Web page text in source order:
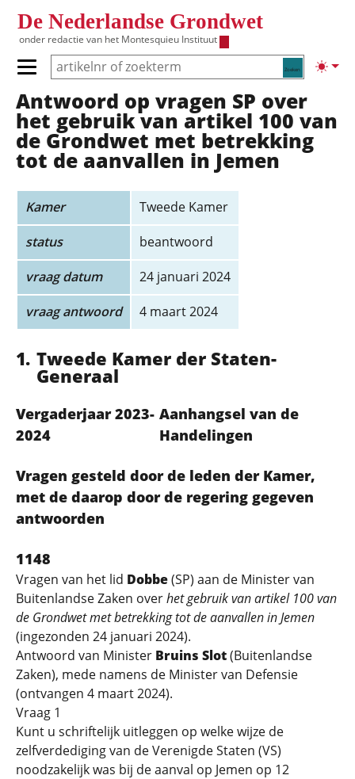
De Nederlandse Grondwet
onder redactie van het Montesquieu Instituut
Zoeken
Primair menu tonen/verbergen
Hoofdnavigatie
Antwoord op vragen SP over
het gebruik van artikel 100 van
de Grondwet met betrekking
tot de aanvallen in Jemen
Kamer
Tweede Kamer
status
beantwoord
vraag datum
24 januari 2024
vraag antwoord
4 maart 2024
Tweede Kamer der Staten-
Generaal
Vergaderjaar 2023-
2024
Aanhangsel van de
Handelingen
Vragen gesteld door de leden der Kamer,
met de daarop door de regering gegeven
antwoorden
1148
Vragen van het lid Dobbe(SP) aan de Minister van
Buitenlandse Zaken overhet gebruik van artikel 100 van
de Grondwet met betrekking tot de aanvallen in Jemen
(ingezonden 24 januari 2024).
Antwoord van Minister Bruins Slot(Buitenlandse
Zaken), mede namens de Minister van Defensie
(ontvangen 4 maart 2024).
Vraag 1
Kunt u schriftelijk uitleggen op welke wijze de
zelfverdediging van de Verenigde Staten (VS)
noodzakelijk was bij de aanval op Jemen op 12